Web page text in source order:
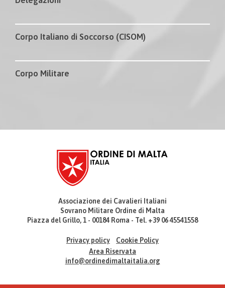
Corpo Italiano di Soccorso (CISOM)
Corpo Militare
Associazione dei Cavalieri Italiani
Sovrano Militare Ordine di Malta
Piazza del Grillo, 1 - 00184 Roma - Tel. +39 06 45541558
Privacy policy
Cookie Policy
Area Riservata
info@ordinedimaltaitalia.org